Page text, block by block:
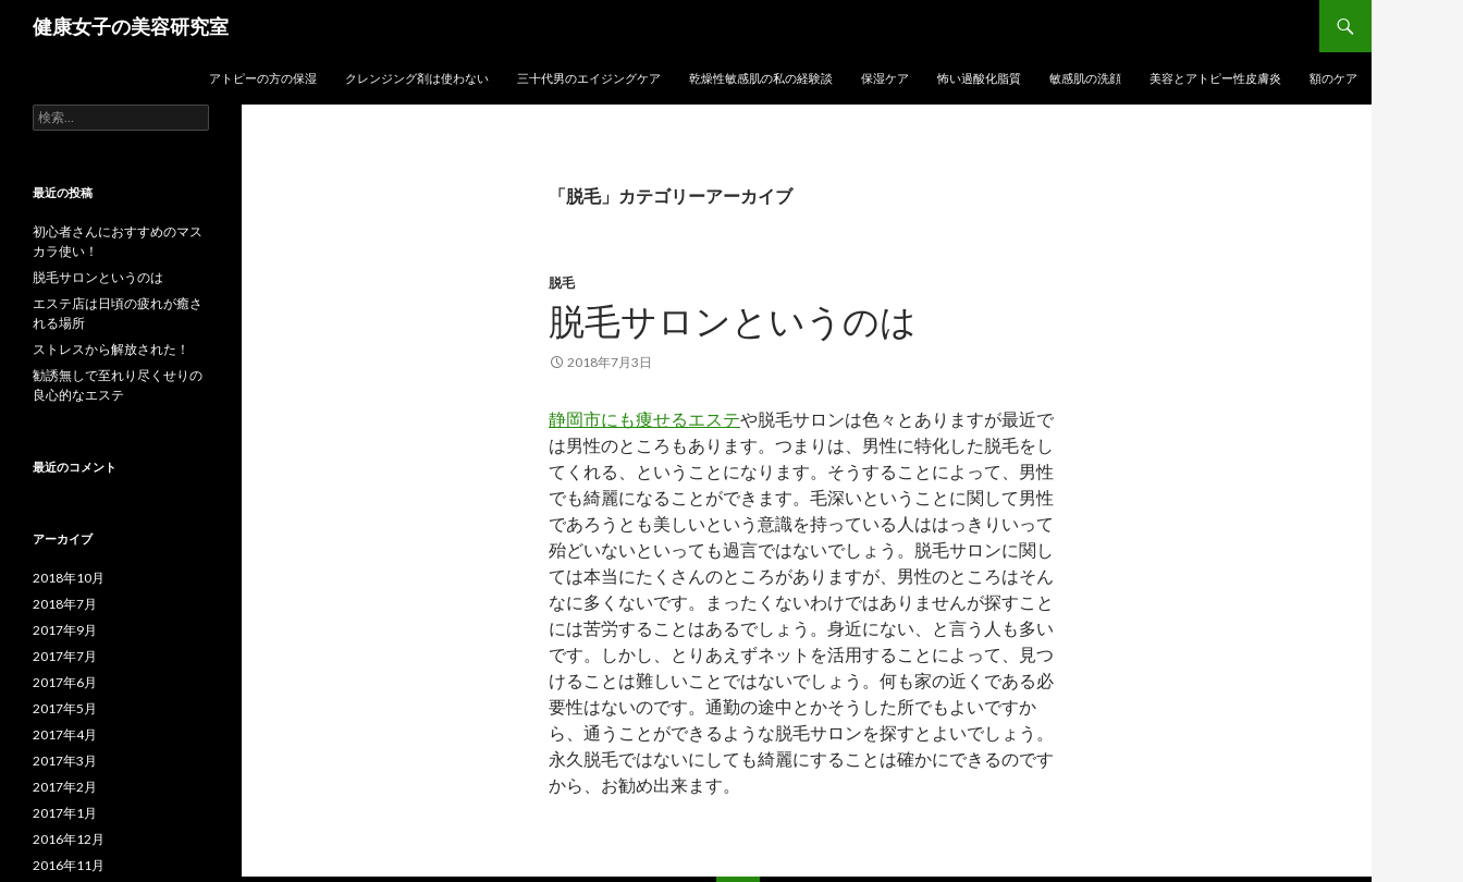
健康女子の美容研究室
アトピーの方の保湿
クレンジング剤は使わない 三十代男のエイジングケア 乾燥性敏感肌の私の経験談 保湿ケア 怖い過酸化脂質 敏感肌の洗顔 美容とアトピー性皮膚炎 額のケア
「脱毛」カテゴリーアーカイブ
脱毛
脱毛サロンというのは
2018年7月3日
静岡市にも痩せるエステや脱毛サロンは色々とありますが最近で
は男性のところもあります。つまりは、男性に特化した脱毛をし
てくれる、ということになります。そうすることによって、男性
でも綺麗になることができます。毛深いということに関して男性
であろうとも美しいという意識を持っている人ははっきりいって
殆どいないといっても過言ではないでしょう。脱毛サロンに関し
ては本当にたくさんのところがありますが、男性のところはそん
なに多くないです。まったくないわけではありませんが探すこと
には苦労することはあるでしょう。身近にない、と言う人も多い
です。しかし、とりあえずネットを活用することによって、見つ
けることは難しいことではないでしょう。何も家の近くである必
要性はないのです。通勤の途中とかそうした所でもよいですか
ら、通うことができるような脱毛サロンを探すとよいでしょう。
永久脱毛ではないにしても綺麗にすることは確かにできるのです
から、お勧め出来ます。
検
索:
最近の投稿
初心者さんにおすすめのマス
カラ使い！
脱毛サロンというのは
エステ店は日頃の疲れが癒さ
れる場所
ストレスから解放された！
勧誘無しで至れり尽くせりの
良心的なエステ
最近のコメント
アーカイブ
2018年10月
2018年7月
2017年9月
2017年7月
2017年6月
2017年5月
2017年4月
2017年3月
2017年2月
2017年1月
2016年12月
2016年11月